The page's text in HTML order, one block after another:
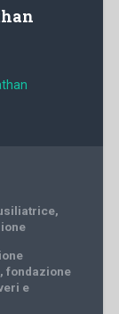
,
, fondazione
e